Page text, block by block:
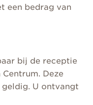
een bedrag van
bij de receptie
Deze
U ontvangt